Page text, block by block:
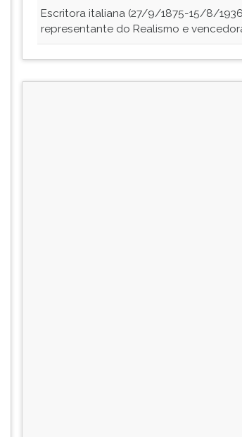
Escritora italiana (27/9/1875-15/8/
representante do Realismo e